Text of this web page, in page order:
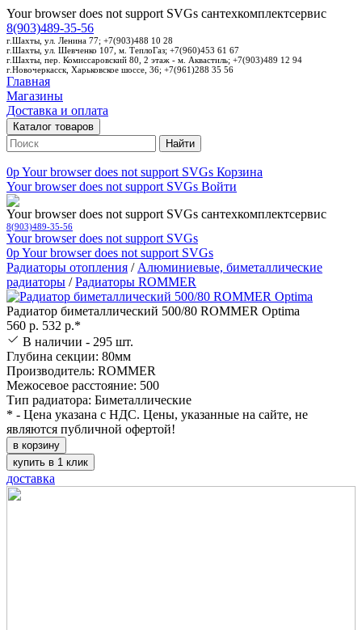
Your browser does not support SVGs сантехкомплектсервис
8(903)489-35-56
г.Шахты, ул. Ленина 77; +7(903)488 10 28
г.Шахты, ул. Шевченко 107, м. ТеплоГаз; +7(960)453 61 67
г.Шахты, пер. Комиссаровский 80, 2 этаж - м. Аквастиль; +7(903)489 12 94
г.Новочеркасск, Харьковское шоссе, 36; +7(961)288 35 56
Главная
Магазины
Доставка и оплата
Каталог товаров
Найти
0pYour browser does not support SVGs Корзина
Your browser does not support SVGs Войти
Your browser does not support SVGs сантехкомплектсервис
8(903)489-35-56
Your browser does not support SVGs
0pYour browser does not support SVGs
Радиаторы отопления / Алюминиевые, биметаллические
радиаторы /Радиаторы ROMMER
Радиатор биметаллический 500/80 ROMMER Optima
560 р. 532 р.*
В наличии - 295 шт.
Глубина секции: 80мм
Производитель: ROMMER
Межосевое расстояние: 500
Тип радиатора: Биметаллические
* - Цена указана с НДС. Цены, указанные на сайте, не
являются публичной офертой!
в корзину
купить в 1 клик
доставка